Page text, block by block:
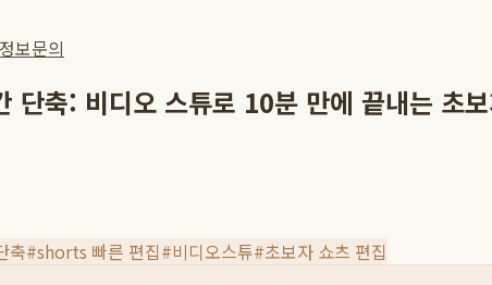
보문의
단축: 비디오 스튜로 10분 만에 끝내는 초
축#shorts 빠른 편집#비디오스튜#초보자 쇼츠 편집